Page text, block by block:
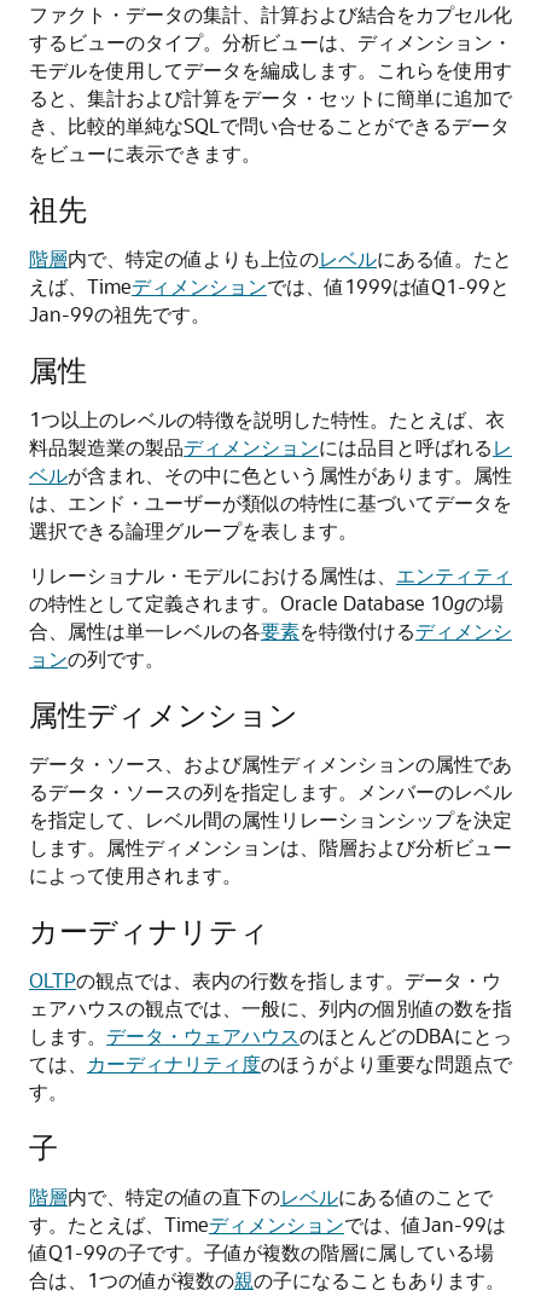
ファクト・データの集計、計算および結合をカプセル化
するビューのタイプ。分析ビューは、ディメンション・
モデルを使用してデータを編成します。これらを使用す
ると、集計および計算をデータ・セットに簡単に追加で
き、比較的単純なSQLで問い合せることができるデータ
をビューに表示できます。
祖先
階層内で、特定の値よりも上位のレベルにある値。たと
えば、Timeディメンションでは、値1999は値Q1-99と
Jan-99の祖先です。
属性
1つ以上のレベルの特徴を説明した特性。たとえば、衣
料品製造業の製品ディメンションには品目と呼ばれるレ
ベルが含まれ、その中に色という属性があります。属性
は、エンド・ユーザーが類似の特性に基づいてデータを
選択できる論理グループを表します。
リレーショナル・モデルにおける属性は、 エンティティ
の特性として定義されます。Oracle Database 10gの場
合、属性は単一レベルの各要素を特徴付けるディメンシ
ョンの列です。
属性ディメンション
データ・ソース、および属性ディメンションの属性であ
るデータ・ソースの列を指定します。メンバーのレベル
を指定して、レベル間の属性リレーションシップを決定
します。属性ディメンションは、階層および分析ビュー
によって使用されます。
カーディナリティ
OLTPの観点では、表内の行数を指します。データ・ウ
ェアハウスの観点では、一般に、列内の個別値の数を指
します。 データ・ウェアハウスのほとんどのDBAにとっ
ては、 カーディナリティ度のほうがより重要な問題点で
す。
子
階層内で、特定の値の直下のレベルにある値のことで
す。たとえば、Timeディメンションでは、値Jan-99は
値Q1-99の子です。子値が複数の階層に属している場
合は、1つの値が複数の親の子になることもあります。